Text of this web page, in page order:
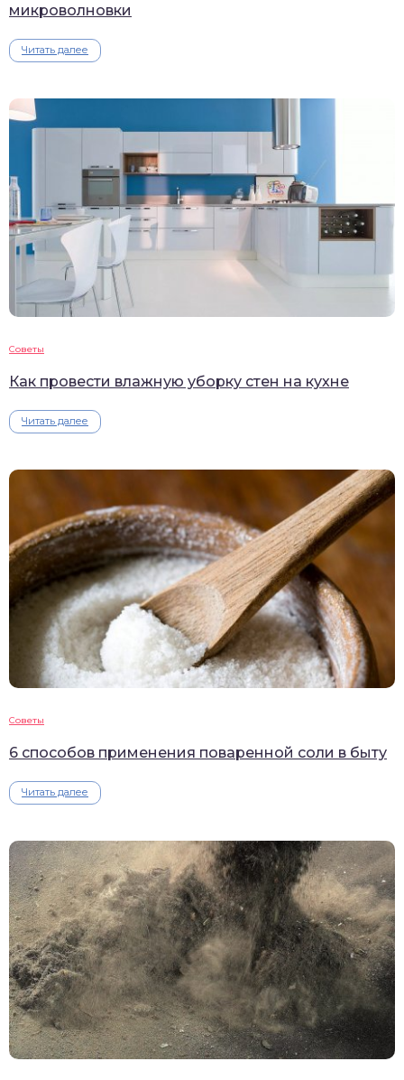
микроволновки
Читать далее
Советы
Как провести влажную уборку стен на кухне
Читать далее
Советы
6 способов применения поваренной соли в быту
Читать далее